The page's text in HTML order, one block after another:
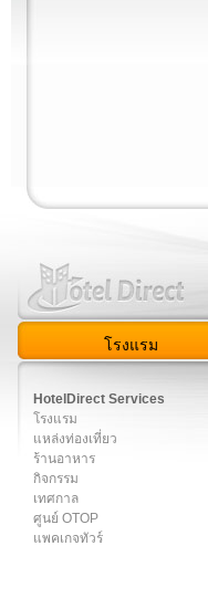
โรงแรม
HotelDirect Services
โรงแรม
แหล่งท่องเที่ยว
ร้านอาหาร
กิจกรรม
เทศกาล
ศูนย์ OTOP
แพคเกจทัวร์